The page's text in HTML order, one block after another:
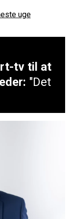
uge
tv til at
"Det